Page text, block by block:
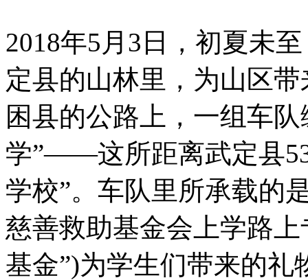
2018年5月3日，初夏未
定县的山林里，为山区
困县的公路上，一组车
学”——这所距离武定县
学校”。车队里所承载的
慈善救助基金会上学路
基金”)为学生们带来的